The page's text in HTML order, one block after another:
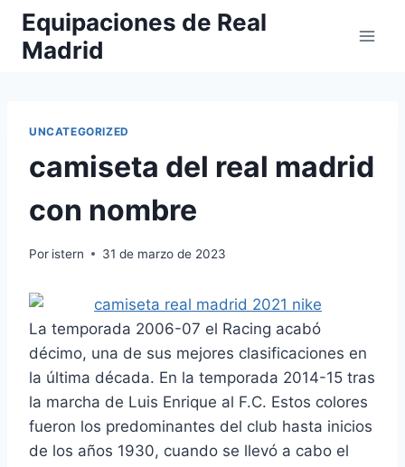
Saltar
contenido
Equipaciones de Real
Madrid
UNCATEGORIZED
camiseta del real madrid
con nombre
Por istern 31 de marzo de 2023
La temporada 2006-07 el Racing acabó
décimo, una de sus mejores clasificaciones en
la última década. En la temporada 2014-15 tras
la marcha de Luis Enrique al F.C. Estos colores
fueron los predominantes del club hasta inicios
de los años 1930, cuando se llevó a cabo el